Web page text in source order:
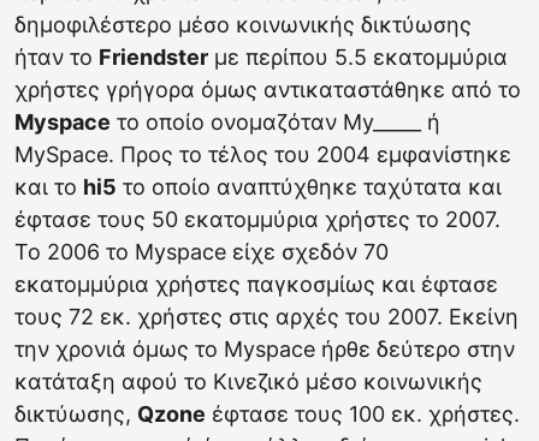
δημοφιλέστερο μέσο κοινωνικής δικτύωσης
ήταν το Friendster με περίπου 5.5 εκατομμύρια
χρήστες γρήγορα όμως αντικαταστάθηκε από το
Myspace το οποίο ονομαζόταν My_____ ή
MySpace. Προς το τέλος του 2004 εμφανίστηκε
και το hi5 το οποίο αναπτύχθηκε ταχύτατα και
έφτασε τους 50 εκατομμύρια χρήστες το 2007.
Το 2006 το Myspace είχε σχεδόν 70
εκατομμύρια χρήστες παγκοσμίως και έφτασε
τους 72 εκ. χρήστες στις αρχές του 2007. Εκείνη
την χρονιά όμως το Myspace ήρθε δεύτερο στην
κατάταξη αφού το Κινεζικό μέσο κοινωνικής
δικτύωσης, Qzone έφτασε τους 100 εκ. χρήστες.